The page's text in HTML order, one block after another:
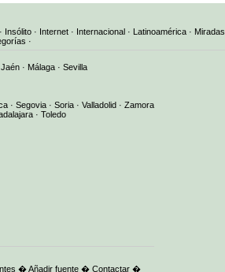
· Insólito · Internet · Internacional · Latinoamérica · Miradas
·
Jaén · Málaga · Sevilla
· Segovia · Soria · Valladolid · Zamora
· Toledo
�Añadir fuente � Contactar �